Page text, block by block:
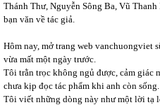
Thánh Thư, Nguyễn Sông Ba, Vũ
bạn văn về tác giả.
Hôm nay, mở trang web vanchuongviet
vừa mất một ngày trước.
Tôi trằn trọc không ngủ được, cảm
chưa kịp đọc tác phẩm khi anh còn sống.
Tôi viết những dòng này như một lời tạ